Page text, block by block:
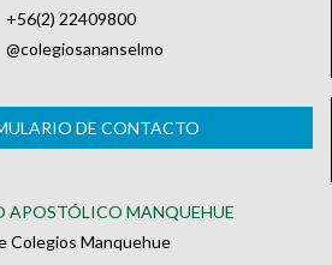
+56(2) 22409800
@colegiosananselmo
DE CONTACTO
APOSTÓLICO MANQUEHUE
Colegios Manquehue